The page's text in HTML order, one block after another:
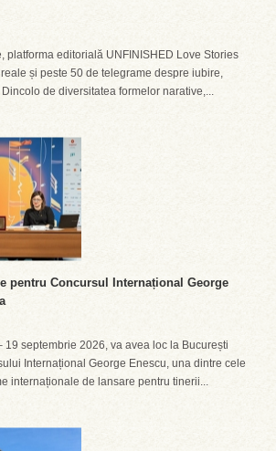
platforma editorială UNFINISHED Love Stories
și peste 50 de telegrame despre iubire,
de diversitatea formelor narative,...
pentru Concursul Internațional George
19 septembrie 2026, va avea loc la București
Internațional George Enescu, una dintre cele
internaționale de lansare pentru tinerii...